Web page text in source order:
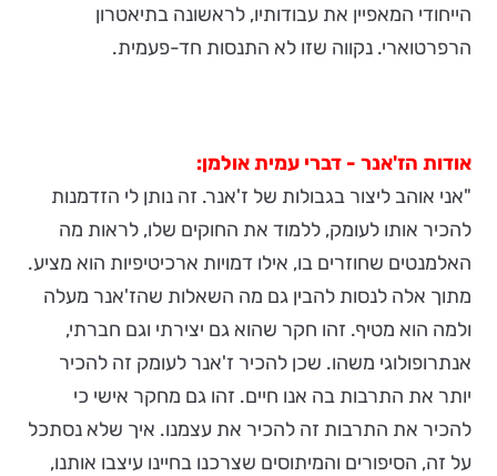
הייחודי המאפיין את עבודותיו, לראשונה בתיאטרון
הרפרטוארי. נקווה שזו לא התנסות חד-פעמית.
אודות הז'אנר - דברי עמית אולמן:
"אני אוהב ליצור בגבולות של ז'אנר. זה נותן לי הזדמנות
להכיר אותו לעומק, ללמוד את החוקים שלו, לראות מה
האלמנטים שחוזרים בו, אילו דמויות ארכיטיפיות הוא מציע.
מתוך אלה לנסות להבין גם מה השאלות שהז'אנר מעלה
ולמה הוא מטיף. זהו חקר שהוא גם יצירתי וגם חברתי,
אנתרופולוגי משהו. שכן להכיר ז'אנר לעומק זה להכיר
יותר את התרבות בה אנו חיים. זהו גם מחקר אישי כי
להכיר את התרבות זה להכיר את עצמנו. איך שלא נסתכל
על זה, הסיפורים והמיתוסים שצרכנו בחיינו עיצבו אותנו,